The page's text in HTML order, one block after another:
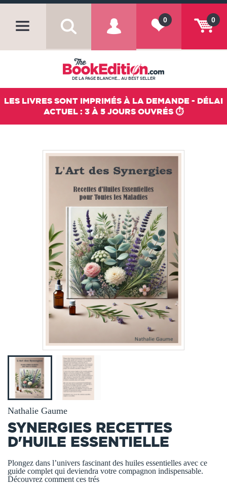
0
0
DE LA PAGE BLANCHE... AU BEST SELLER
LES LIVRES SONT IMPRIMÉS À LA DEMANDE - DÉLAI
ACTUEL : 3 À 5 JOURS OUVRÉS ⏱️
Nathalie Gaume
SYNERGIES RECETTES
D'HUILE ESSENTIELLE
Plongez dans l’univers fascinant des huiles essentielles avec ce
guide complet qui deviendra votre compagnon indispensable.
Découvrez comment ces trés